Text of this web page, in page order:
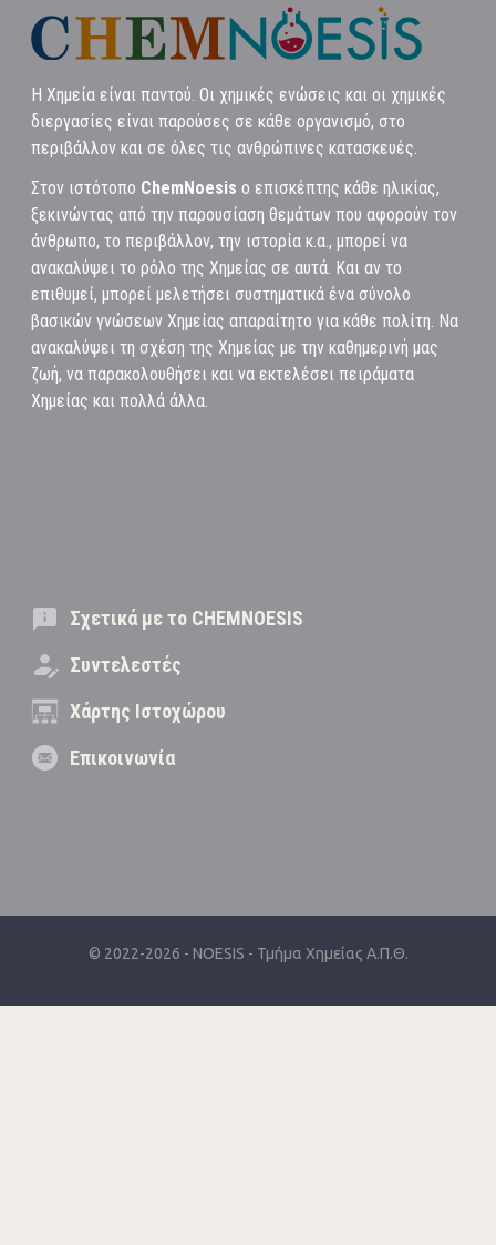
Η Χημεία είναι παντού. Οι χημικές ενώσεις και οι χημικές
διεργασίες είναι παρούσες σε κάθε οργανισμό, στο
περιβάλλον και σε όλες τις ανθρώπινες κατασκευές.
Στον ιστότοπο ChemNoesis ο επισκέπτης κάθε ηλικίας,
ξεκινώντας από την παρουσίαση θεμάτων που αφορούν τον
άνθρωπο, το περιβάλλον, την ιστορία κ.α., μπορεί να
ανακαλύψει το ρόλο της Χημείας σε αυτά. Και αν το
επιθυμεί, μπορεί μελετήσει συστηματικά ένα σύνολο
βασικών γνώσεων Χημείας απαραίτητο για κάθε πολίτη. Να
ανακαλύψει τη σχέση της Χημείας με την καθημερινή μας
ζωή, να παρακολουθήσει και να εκτελέσει πειράματα
Χημείας και πολλά άλλα.
Σχετικά με το CHEMNOESIS
Συντελεστές
Χάρτης Ιστοχώρου
Επικοινωνία
© 2022-2026 - NOESIS - Τμήμα Χημείας Α.Π.Θ.